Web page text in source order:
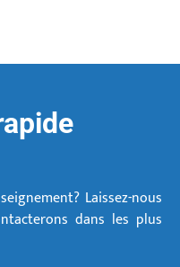
Laissez-nous
dans les plus